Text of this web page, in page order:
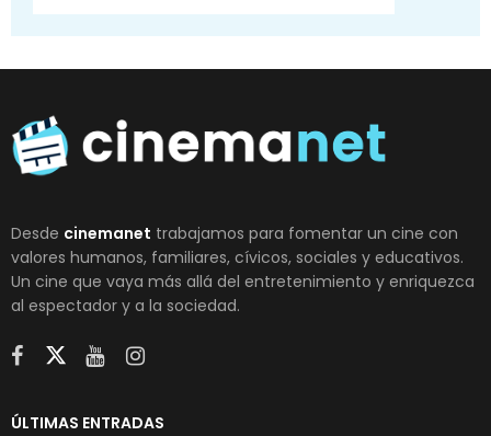
Desde cinemanet trabajamos para fomentar un cine con
valores humanos, familiares, cívicos, sociales y educativos.
Un cine que vaya más allá del entretenimiento y enriquezca
al espectador y a la sociedad.
ÚLTIMAS ENTRADAS